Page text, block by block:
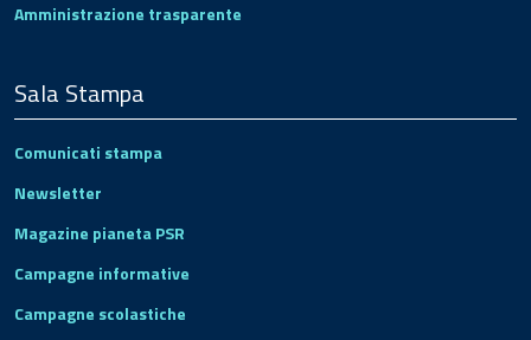
Amministrazione trasparente
Sala Stampa
Comunicati stampa
Newsletter
Magazine pianeta PSR
Campagne informative
Campagne scolastiche